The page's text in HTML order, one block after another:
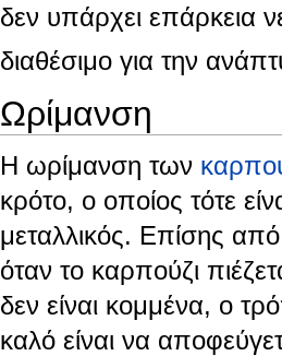
δεν υπάρχει επάρκεια
διαθέσιμο για την
Ωρίμανση
Η ωρίμανση των
κρότο, ο οποίος τότε
μεταλλικός. Επίσης
όταν το καρπούζι
δεν είναι κομμένα, ο
καλό είναι να